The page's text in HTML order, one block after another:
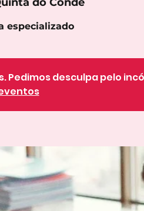
especializado
desculpa pelo